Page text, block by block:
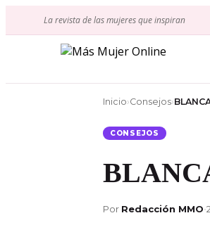
contenido
La revista de las mujeres que inspiran
Inicio›Consejos›
CONSEJOS
Por Redacción MMO•